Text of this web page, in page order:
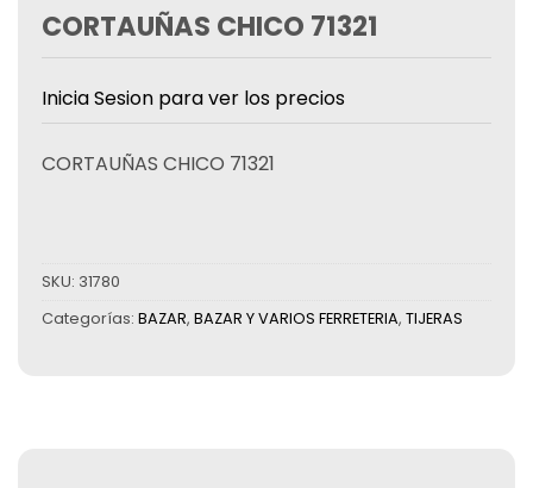
CORTAUÑAS CHICO 71321
Inicia Sesion para ver los precios
CORTAUÑAS CHICO 71321
SKU: 31780
Categorías: BAZAR, BAZAR Y VARIOS FERRETERIA, TIJERAS